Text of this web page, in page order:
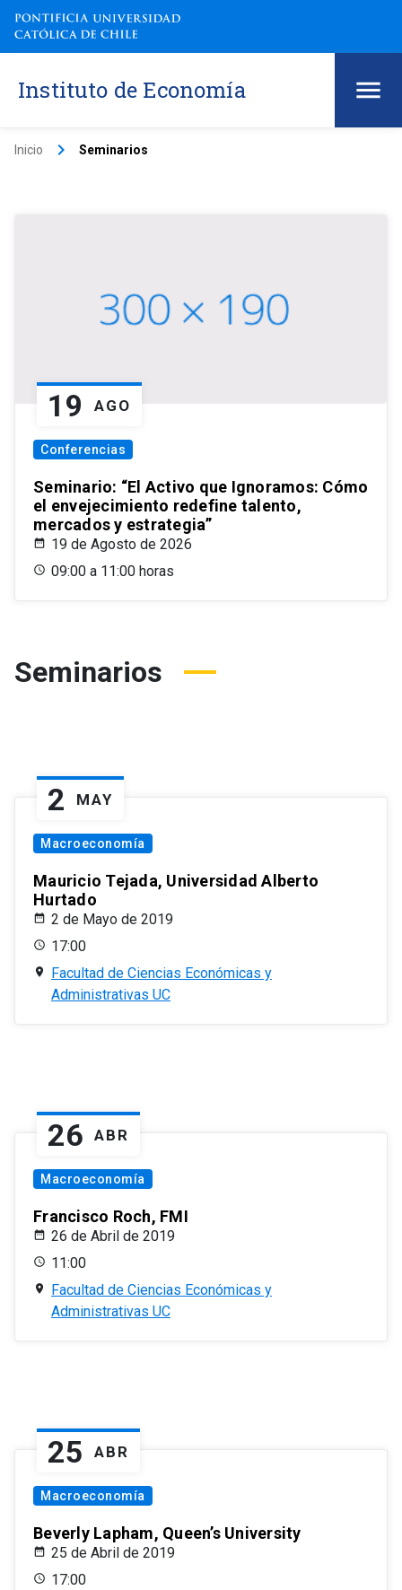
Instituto de Economía
Inicio keyboard_arrow_right Seminarios
19 AGO
Conferencias
Seminario: “El Activo que Ignoramos: Cómo
el envejecimiento redefine talento,
mercados y estrategia”
19 de Agosto de 2026
09:00 a 11:00 horas
Seminarios
2 MAY
Macroeconomía
Mauricio Tejada, Universidad Alberto
Hurtado
2 de Mayo de 2019
17:00
Facultad de Ciencias Económicas y
Administrativas UC
26 ABR
Macroeconomía
Francisco Roch, FMI
26 de Abril de 2019
11:00
Facultad de Ciencias Económicas y
Administrativas UC
25 ABR
Macroeconomía
Beverly Lapham, Queen’s University
25 de Abril de 2019
17:00